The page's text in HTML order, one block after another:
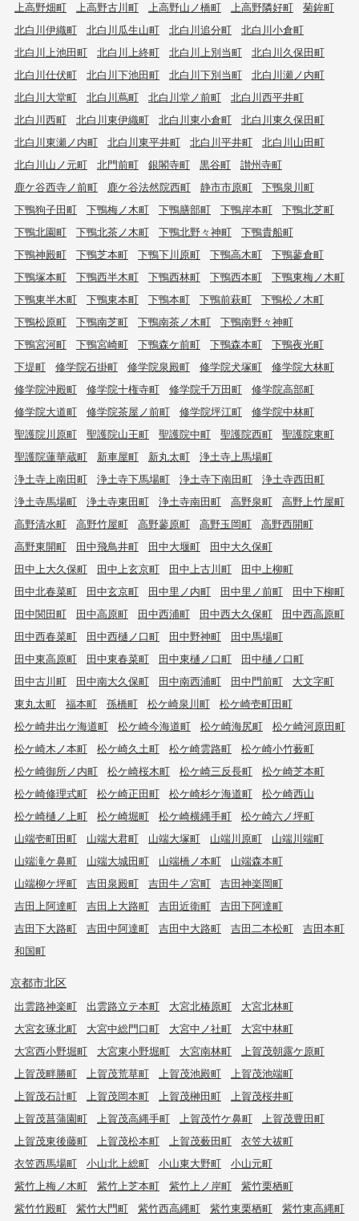
上高野畑町 上高野古川町 上高野山ノ橋町 上高野隣好町
菊鉾町
北白川伊織町
北白川瓜生山町 北白川追分町
北白川小倉町
北白川上池田町
北白川上終町 北白川上別当町
北白川久保田町
北白川仕伏町
北白川下池田町 北白川下別当町
北白川瀬ノ内町
北白川大堂町
北白川蔦町 北白川堂ノ前町
北白川西平井町
北白川西町
北白川東伊織町 北白川東小倉町
北白川東久保田町
北白川東瀬ノ内町
北白川東平井町 北白川平井町
北白川山田町
北白川山ノ元町
北門前町 銀閣寺町 黒谷町
讃州寺町
鹿ケ谷西寺ノ前町
鹿ケ谷法然院西町 静市市原町
下鴨泉川町
下鴨狗子田町
下鴨梅ノ木町 下鴨膳部町 下鴨岸本町
下鴨北芝町
下鴨北園町
下鴨北茶ノ木町 下鴨北野々神町
下鴨貴船町
下鴨神殿町
下鴨芝本町 下鴨下川原町 下鴨高木町
下鴨蓼倉町
下鴨塚本町
下鴨西半木町 下鴨西林町 下鴨西本町
下鴨東梅ノ木町
下鴨東半木町
下鴨東本町 下鴨本町 下鴨前萩町
下鴨松ノ木町
下鴨松原町
下鴨南芝町 下鴨南茶ノ木町
下鴨南野々神町
下鴨宮河町
下鴨宮崎町 下鴨森ケ前町 下鴨森本町
下鴨夜光町
下堤町
修学院石掛町 修学院泉殿町 修学院犬塚町
修学院大林町
修学院沖殿町
修学院十権寺町 修学院千万田町
修学院高部町
修学院大道町
修学院茶屋ノ前町 修学院坪江町
修学院中林町
聖護院川原町
聖護院山王町 聖護院中町 聖護院西町
聖護院東町
聖護院蓮華蔵町
新車屋町 新丸太町
浄土寺上馬場町
浄土寺上南田町
浄土寺下馬場町 浄土寺下南田町
浄土寺西田町
浄土寺馬場町
浄土寺東田町 浄土寺南田町 高野泉町
高野上竹屋町
高野清水町
高野竹屋町 高野蓼原町 高野玉岡町
高野西開町
高野東開町
田中飛鳥井町 田中大堰町
田中大久保町
田中上大久保町
田中上玄京町 田中上古川町
田中上柳町
田中北春菜町
田中玄京町 田中里ノ内町 田中里ノ前町
田中下柳町
田中関田町
田中高原町 田中西浦町 田中西大久保町
田中西高原町
田中西春菜町
田中西樋ノ口町 田中野神町
田中馬場町
田中東高原町
田中東春菜町 田中東樋ノ口町
田中樋ノ口町
田中古川町
田中南大久保町 田中南西浦町 田中門前町
大文字町
東丸太町
福本町 孫橋町 松ケ崎泉川町
松ケ崎壱町田町
松ケ崎井出ケ海道町
松ケ崎今海道町 松ケ崎海尻町
松ケ崎河原田町
松ケ崎木ノ本町
松ケ崎久土町 松ケ崎雲路町
松ケ崎小竹薮町
松ケ崎御所ノ内町
松ケ崎桜木町 松ケ崎三反長町
松ケ崎芝本町
松ケ崎修理式町
松ケ崎正田町 松ケ崎杉ケ海道町
松ケ崎西山
松ケ崎樋ノ上町
松ケ崎堀町 松ケ崎横縄手町
松ケ崎六ノ坪町
山端壱町田町
山端大君町 山端大塚町 山端川原町
山端川端町
山端滝ケ鼻町
山端大城田町 山端橋ノ本町
山端森本町
山端柳ケ坪町
吉田泉殿町 吉田牛ノ宮町
吉田神楽岡町
吉田上阿達町
吉田上大路町 吉田近衛町
吉田下阿達町
吉田下大路町
吉田中阿達町 吉田中大路町 吉田二本松町
吉田本町
和国町
京都市北区
出雲路神楽町 出雲路立テ本町 大宮北椿原町
大宮北林町
大宮玄琢北町
大宮中総門口町 大宮中ノ社町
大宮中林町
大宮西小野堀町
大宮東小野堀町 大宮南林町
上賀茂朝露ケ原町
上賀茂畔勝町
上賀茂荒草町 上賀茂池殿町
上賀茂池端町
上賀茂石計町
上賀茂岡本町 上賀茂榊田町
上賀茂桜井町
上賀茂菖蒲園町
上賀茂高縄手町 上賀茂竹ケ鼻町
上賀茂豊田町
上賀茂東後藤町
上賀茂松本町 上賀茂薮田町
衣笠大祓町
衣笠西馬場町
小山北上総町 小山東大野町
小山元町
紫竹上梅ノ木町
紫竹上芝本町 紫竹上ノ岸町
紫竹栗栖町
紫竹竹殿町
紫竹大門町 紫竹西高縄町 紫竹東栗栖町
紫竹東高縄町